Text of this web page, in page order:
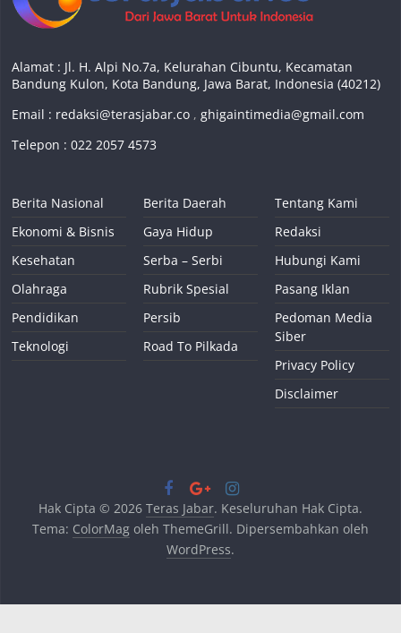
Alamat : Jl. H. Alpi No.7a, Kelurahan Cibuntu, Kecamatan
Bandung Kulon, Kota Bandung, Jawa Barat, Indonesia (40212)
Email : redaksi@terasjabar.co ,ghigaintimedia@gmail.com
Telepon : 022 2057 4573
Berita Nasional
Ekonomi & Bisnis
Kesehatan
Olahraga
Pendidikan
Teknologi
Berita Daerah
Gaya Hidup
Serba – Serbi
Rubrik Spesial
Persib
Road To Pilkada
Tentang Kami
Redaksi
Hubungi Kami
Pasang Iklan
Pedoman Media
Siber
Privacy Policy
Disclaimer
Hak Cipta © 2026 Teras Jabar. Keseluruhan Hak Cipta.
Tema: ColorMagoleh ThemeGrill. Dipersembahkan oleh
WordPress.